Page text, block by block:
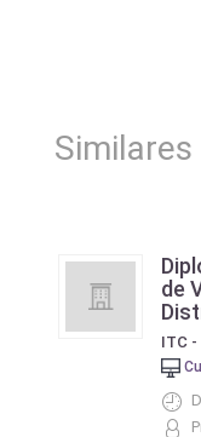
Similares
de